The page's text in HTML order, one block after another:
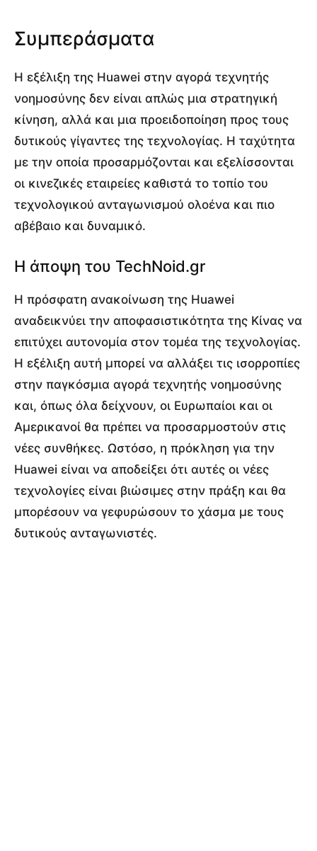
Συμπεράσματα
Η εξέλιξη της Huawei στην αγορά τεχνητής
νοημοσύνης δεν είναι απλώς μια στρατηγική
κίνηση, αλλά και μια προειδοποίηση προς τους
δυτικούς γίγαντες της τεχνολογίας. Η ταχύτητα
με την οποία προσαρμόζονται και εξελίσσονται
οι κινεζικές εταιρείες καθιστά το τοπίο του
τεχνολογικού ανταγωνισμού ολοένα και πιο
αβέβαιο και δυναμικό.
Η άποψη του TechNoid.gr
Η πρόσφατη ανακοίνωση της Huawei
αναδεικνύει την αποφασιστικότητα της Κίνας να
επιτύχει αυτονομία στον τομέα της τεχνολογίας.
Η εξέλιξη αυτή μπορεί να αλλάξει τις ισορροπίες
στην παγκόσμια αγορά τεχνητής νοημοσύνης
και, όπως όλα δείχνουν, οι Ευρωπαίοι και οι
Αμερικανοί θα πρέπει να προσαρμοστούν στις
νέες συνθήκες. Ωστόσο, η πρόκληση για την
Huawei είναι να αποδείξει ότι αυτές οι νέες
τεχνολογίες είναι βιώσιμες στην πράξη και θα
μπορέσουν να γεφυρώσουν το χάσμα με τους
δυτικούς ανταγωνιστές.